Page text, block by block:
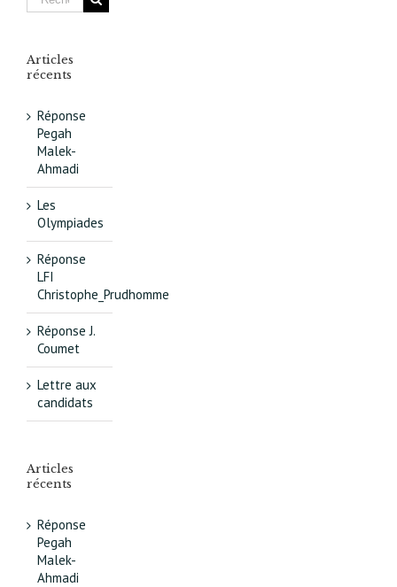
Articles
récents
Réponse
Pegah
Malek-
Ahmadi
Les
Olympiades
Réponse
LFI
Christophe_Prudhomme
Réponse J.
Coumet
Lettre aux
candidats
Articles
récents
Réponse
Pegah
Malek-
Ahmadi